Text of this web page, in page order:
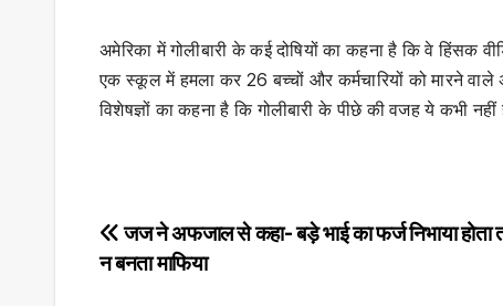
अमेरिका में गोलीबारी के कई दोषियों का कहना है कि वे
एक स्कूल में हमला कर 26 बच्चों और कर्मचारियों को मारने वाले
विशेषज्ञों का कहना है कि गोलीबारी के पीछे की वजह ये कभी
Post
जज ने अफजाल से कहा- बड़े भाई का फर्ज निभाया होता
न बनता माफिया